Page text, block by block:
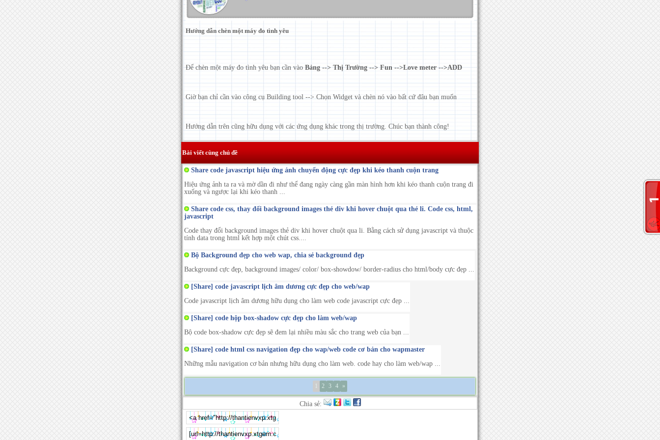
Hướng dẫn chèn một máy đo tình yêu
Để chèn một máy đo tình yêu bạn cần vào Bảng --> Thị Trường --> Fun -->Love meter -->ADD
Giờ bạn chỉ cần vào công cụ Building tool --> Chọn Widget và chèn nó vào bất cứ đâu bạn muốn
Hướng dẫn trên cũng hữu dụng với các ứng dụng khác trong thị trường. Chúc bạn thành công!
Bài viết cùng chủ đề
Share code javascript hiệu ứng ảnh chuyển động cực đẹp khi kéo thanh cuộn trang
Hiệu ứng ảnh ta ra và mờ dần đi như thể đang ngày càng gần màn hình hơn khi kéo thanh cuộn trang đi
xuống và ngược lại khi kéo thanh ...
Share code css, thay đổi background images thẻ div khi hover chuột qua thẻ li. Code css, html,
javascript
Code thay đổi background images thẻ div khi hover chuột qua li. Bằng cách sử dụng javascript và thuộc
tính data trong html kết hợp một chút css....
Bộ Background đẹp cho web wap, chia sẻ background đẹp
Background cực đẹp, background images/ color/ box-showdow/ border-radius cho html/body cực đẹp ...
[Share] code javascript lịch âm dương cực đẹp cho web/wap
Code javascript lịch âm dương hữu dụng cho làm web code javascript cực đẹp ...
[Share] code hộp box-shadow cực đẹp cho làm web/wap
Bộ code box-shadow cực đẹp sẽ đem lại nhiều màu sắc cho trang web của bạn ...
[Share] code html css navigation đẹp cho wap/web code cơ bản cho wapmaster
Những mẫu navigation cơ bản nhưng hữu dụng cho làm web. code hay cho làm web/wap ...
2 3 4 »
Chia sẻ: